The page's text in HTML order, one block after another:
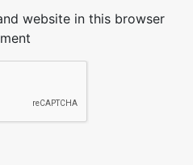
website in this browser